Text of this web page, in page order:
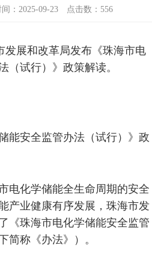
：2025-09-23 点击数：556
发展和改革局发布《珠海市电
（试行）》政策解读。
能安全监管办法（试行）》政
电化学储能全生命周期的安全
产业健康有序发展，珠海市发
《珠海市电化学储能安全监管
简称《办法》）。